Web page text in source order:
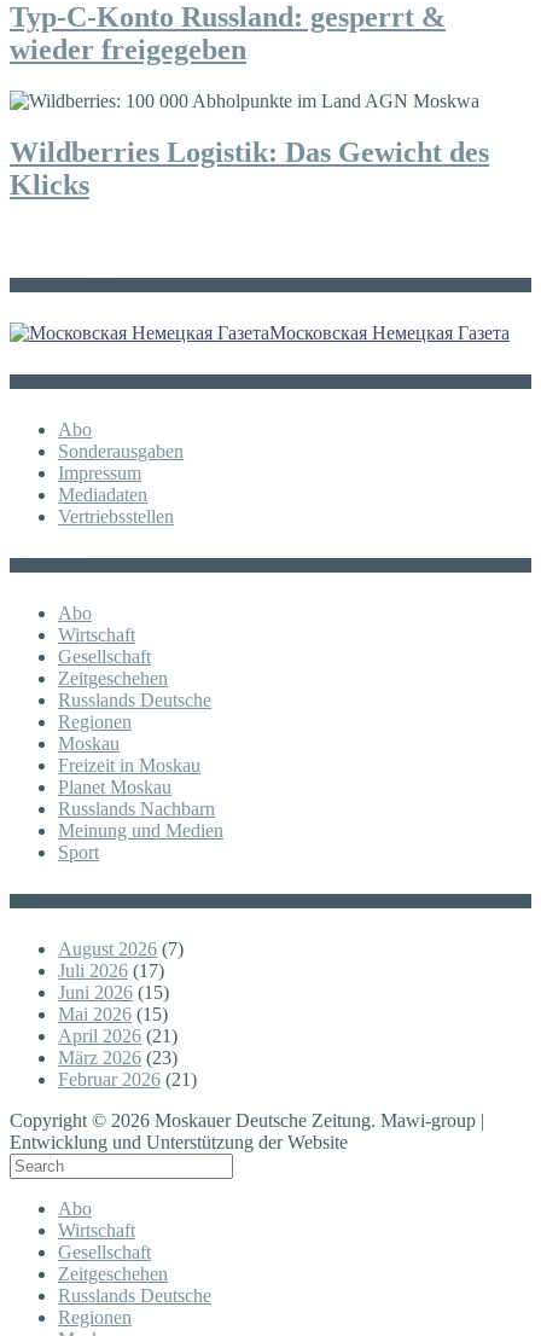
Typ-C-Konto Russland: gesperrt &
wieder freigegeben
Wildberries Logistik: Das Gewicht des
Klicks
Московская Немецкая Газета
Abo
Sonderausgaben
Impressum
Mediadaten
Vertriebsstellen
Abo
Wirtschaft
Gesellschaft
Zeitgeschehen
Russlands Deutsche
Regionen
Moskau
Freizeit in Moskau
Planet Moskau
Russlands Nachbarn
Meinung und Medien
Sport
August 2026 (7)
Juli 2026 (17)
Juni 2026 (15)
Mai 2026 (15)
April 2026 (21)
März 2026 (23)
Februar 2026 (21)
Copyright © 2026 Moskauer Deutsche Zeitung. Mawi-group |
Entwicklung und Unterstützung der Website
Abo
Wirtschaft
Gesellschaft
Zeitgeschehen
Russlands Deutsche
Regionen